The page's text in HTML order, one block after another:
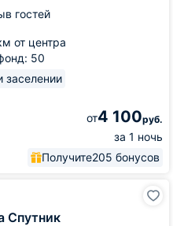
гостей
от центра
50
заселении
от4 100руб.
за 1 ночь
Получите205 бонусов
Спутник